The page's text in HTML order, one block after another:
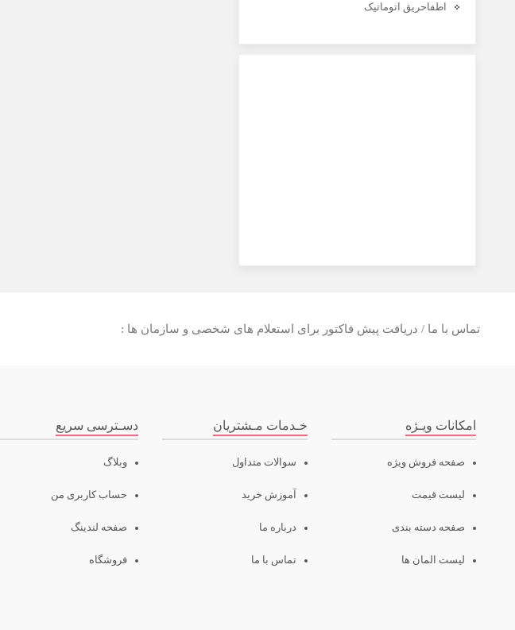
اطفاحریق اتوماتیک
تماس با ما / دریافت پیش فاکتور برای استعلام های شخصی و سازمان ها :
امکانات ویـژه
صفحه فروش ویژه
لیست قیمت
صفحه دسته بندی
لیست المان ها
خـدمات مـشتریان
سوالات متداول
آموزش خرید
درباره ما
تماس با ما
دسـترسی سریع
وبلاگ
حساب کاربری من
صفحه لندینگ
فروشگاه